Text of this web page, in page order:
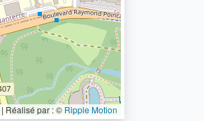
| Réalisé par : © Ripple Motion